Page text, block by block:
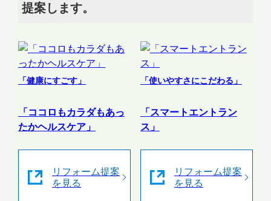
提案します。
「健康にすごす」
「ココロもカラダもあっ
たかヘルスケア」
リフォーム提案
を見る
「使いやすさにこだわる」
「スマートエントラン
ス」
リフォーム提案
を見る